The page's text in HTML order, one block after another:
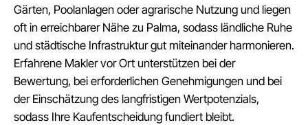
Gärten, Poolanlagen oder agrarische Nutzung und liegen
oft in erreichbarer Nähe zu Palma, sodass ländliche Ruhe
und städtische Infrastruktur gut miteinander harmonieren.
Erfahrene Makler vor Ort unterstützen bei der
Bewertung, bei erforderlichen Genehmigungen und bei
der Einschätzung des langfristigen Wertpotenzials,
sodass Ihre Kaufentscheidung fundiert bleibt.